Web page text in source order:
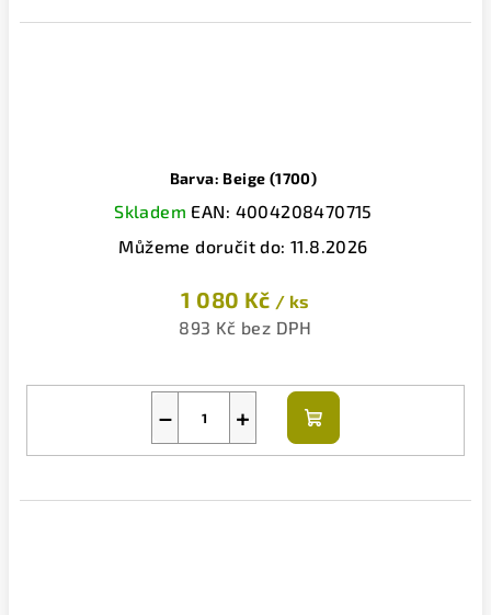
Barva: Beige (1700)
Skladem EAN: 4004208470715
Můžeme doručit do: 11.8.2026
1 080 Kč / ks
893 Kč bez DPH
+
−
Do
košíku